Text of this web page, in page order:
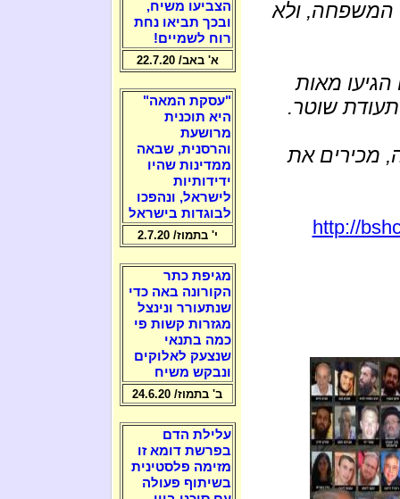
המשפחה, ולא
מאות
תעודת שוטר.
מכירים את
http://
הצביעו משיח,
ובכך תביאו נחת
רוח לשמיים!
א' באב/ 22.7.20
"עסקת המאה"
היא תוכנית
מרושעת
והרסנית, שבאה
ממדינות שהיו
ידידותיות
לישראל, ונהפכו
לבוגדות בישראל
י' בתמוז/ 2.7.20
מגיפת כתר
הקורונה באה כדי
שנתעורר ונינצל
מגזרות קשות פי
כמה בתנאי
שנצעק לאלוקים
ונבקש משיח
ב' בתמוז/ 24.6.20
עלילת הדם
בפרשת דומא זו
מזימה פלסטינית
בשיתוף פעולה